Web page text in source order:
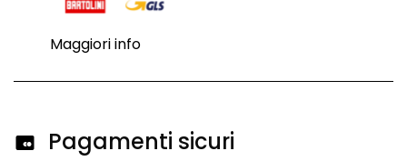
Maggiori info
Pagamenti sicuri